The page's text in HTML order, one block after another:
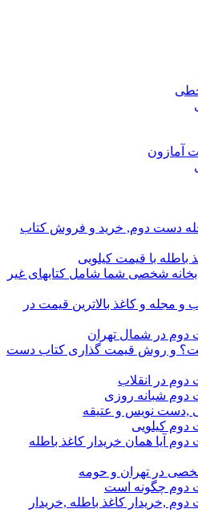
آمازون
دست دوم, خرید و فروش کتاب
باطله با قیمت کیلویی
شخصی شما شامل کتابهای غیر
و مجله و کاغذ بالاترین قیمت در
دوم در شمال تهران
و روش قیمت گذاری کتاب دست
در انقلاب
دوم شبانه روزی
,دست نویس و عتیقه
دوم کیلویی
آیا همان خریدار کاغذ باطله
شخصی در تهران و حومه
دوم چگونه است
,خریدار کاغذ باطله ,خریدار